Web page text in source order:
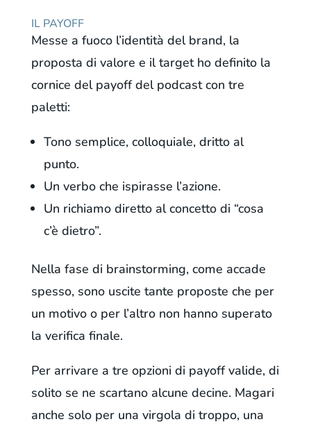
IL PAYOFF
Messe a fuoco l’identità del brand, la
proposta di valore e il target ho definito la
cornice del payoff del podcast con tre
paletti:
Tono semplice, colloquiale, dritto al
punto.
Un verbo che ispirasse l’azione.
Un richiamo diretto al concetto di “cosa
c’è dietro”.
Nella fase di brainstorming, come accade
spesso, sono uscite tante proposte che per
un motivo o per l’altro non hanno superato
la verifica finale.
Per arrivare a tre opzioni di payoff valide, di
solito se ne scartano alcune decine. Magari
anche solo per una virgola di troppo, una